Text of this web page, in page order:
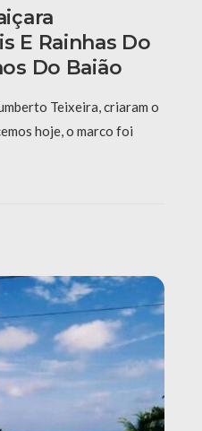
E Rainhas Do
Do Baião
Teixeira, criaram o
hoje, o marco foi